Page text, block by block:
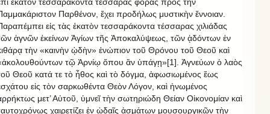
Παρθένον, ἔχει προδήλως μυστικὴν ἔννοιαν.
εἰς τὰς ἑκατὸν τεσσαράκοντα τέσσαρας χιλιάδας
ἁγνῶν ἐκείνων Ἁγίων τῆς Ἀποκαλύψεως, τῶν ᾀδόντων ἐν
τὴν «καινὴν ᾠδὴν» ἐνώπιον τοῦ Θρόνου τοῦ Θεοῦ καὶ
τῷ Ἀρνίῳ ὅπου ἂν ὑπάγῃ»[1]. Ἁγνεύων ὁ λαὸς
Θεοῦ κατά τε τὸ ἦθος καὶ τὸ δόγμα, ἀφωσιωμένος ἕως
εἰς τὸν σαρκωθέντα Θεὸν Λόγον, καὶ ἡνωμένος
μετ’ Αὐτοῦ, ὑμνεῖ τὴν σωτηριώδη Θείαν Οἰκονομίαν καὶ
χαιρετίζει ἐν ᾠδαῖς ᾀσμάτων μουσουργικῶν τὴν